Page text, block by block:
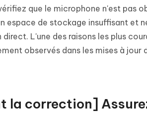
que le microphone n'est pas
espace de stockage insuffisant et
L'une des raisons les plus
observés dans les mises à jour
la correction]